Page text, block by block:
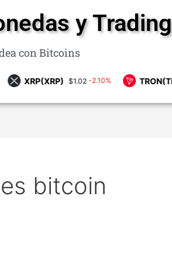
y Trading
con Bitcoins
$1.02 -2.10% TRON(TRX)
bitcoin